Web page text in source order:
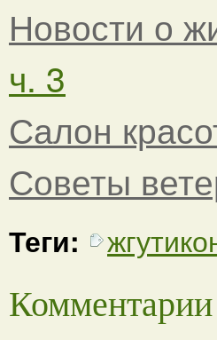
Новости о
ч. 3
Салон
Советы
Теги: